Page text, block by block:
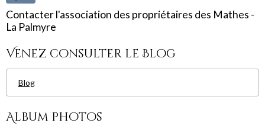
Contacter l'association des propriétaires des Mathes -
La Palmyre
Venez consulter le Blog
Blog
Album photos